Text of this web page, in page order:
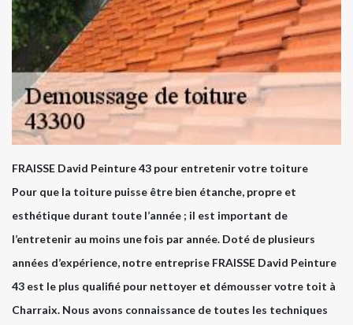
FRAISSE David Peinture 43 pour entretenir votre toiture
Pour que la toiture puisse être bien étanche, propre et
esthétique durant toute l’année ; il est important de
l’entretenir au moins une fois par année. Doté de plusieurs
années d’expérience, notre entreprise FRAISSE David Peinture
43 est le plus qualifié pour nettoyer et démousser votre toit à
Charraix. Nous avons connaissance de toutes les techniques